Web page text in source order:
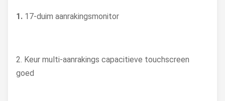
1. 17-duim aanrakingsmonitor
2. Keur multi-aanrakings capacitieve touchscreen
goed